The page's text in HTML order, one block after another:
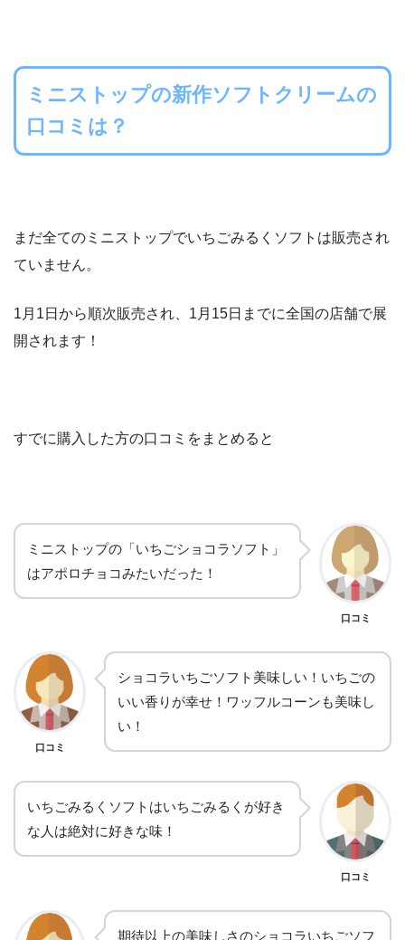
ミニストップの新作ソフトクリームの
口コミは？
まだ全てのミニストップでいちごみるくソフトは販売され
ていません。
1月1日から順次販売され、1月15日までに全国の店舗で展
開されます！
すでに購入した方の口コミをまとめると
ミニストップの「いちごショコラソフト」
はアポロチョコみたいだった！
口コミ
口コミ
ショコラいちごソフト美味しい！いちごの
いい香りが幸せ！ワッフルコーンも美味し
い！
いちごみるくソフトはいちごみるくが好き
な人は絶対に好きな味！
口コミ
期待以上の美味しさのショコラいちごソフ